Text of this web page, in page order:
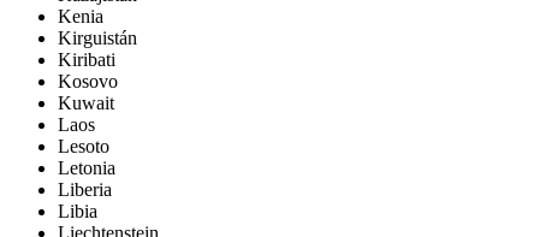
Kenia
Kirguistán
Kiribati
Kosovo
Kuwait
Laos
Lesoto
Letonia
Liberia
Libia
Liechtenstein